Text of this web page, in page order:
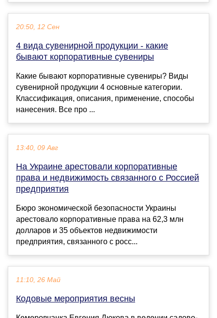
20:50, 12 Сен
4 вида сувенирной продукции - какие
бывают корпоративные сувениры
Какие бывают корпоративные сувениры? Виды
сувенирной продукции 4 основные категории.
Классификация, описания, применение, способы
нанесения. Все про ...
13:40, 09 Авг
На Украине арестовали корпоративные
права и недвижимость связанного с Россией
предприятия
Бюро экономической безопасности Украины
арестовало корпоративные права на 62,3 млн
долларов и 35 объектов недвижимости
предприятия, связанного с росс...
11:10, 26 Май
Кодовые мероприятия весны